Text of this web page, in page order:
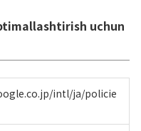
uchun
intl/ja/policie